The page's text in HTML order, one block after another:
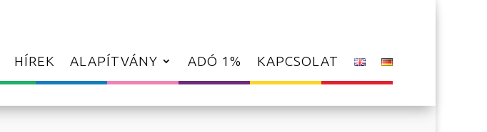
HÍREK ALAPÍTVÁNY ADÓ 1% KAPCSOLAT